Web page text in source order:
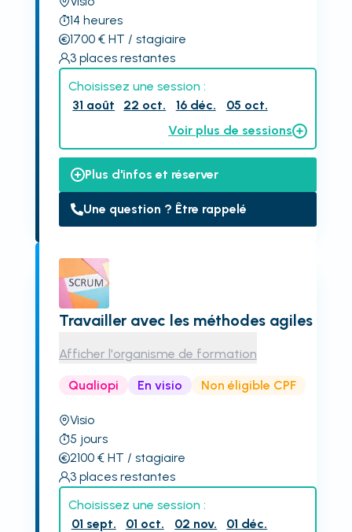
14 heures
1700€ HT / stagiaire
3 places restantes
Choisissez une session :
31 août
22 oct. 16 déc.
05 oct.
Voir plus de sessions
Plus d'infos et réserver
Une question ? Être rappelé
Travailler avec les méthodes agiles
Afficher l'organisme de formation
Qualiopi En visio Non éligible CPF
Visio
5 jours
2100€ HT / stagiaire
3 places restantes
Choisissez une session :
01 sept.
01 oct. 02 nov.
01 déc.